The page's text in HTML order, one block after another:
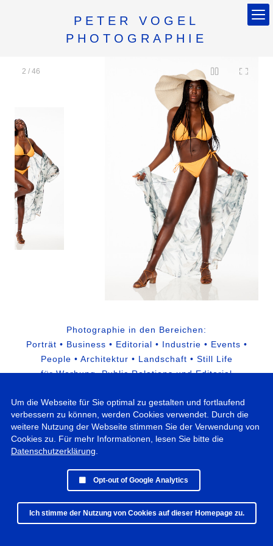
PETER VOGEL
PHOTOGRAPHIE
2 / 46
Photographie in den Bereichen:
Porträt • Business • Editorial • Industrie • Events •
People • Architektur • Landschaft • Still Life
für Werbung, Public Relations und Editorial
Um die Webseite für Sie optimal zu gestalten und fortlaufend
verbessern zu können, werden Cookies verwendet. Durch die
weitere Nutzung der Webseite stimmen Sie der Verwendung von
Cookies zu. Für mehr Informationen, lesen Sie bitte die
Datenschutzerklärung
Opt-out of Google Analytics
Ich stimme der Nutzung von Cookies auf dieser Homepage zu.